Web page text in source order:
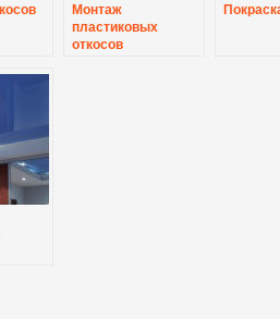
Монтаж
пластиковых
откосов